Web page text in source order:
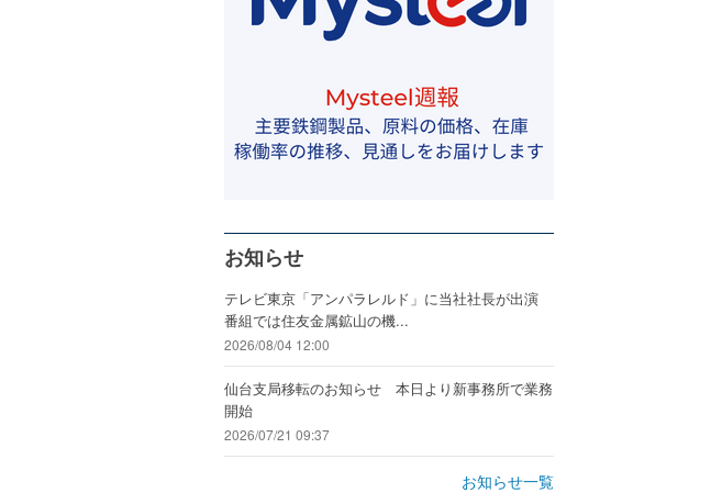
お知らせ
テレビ東京「アンパラレルド」に当社社長が出演
番組では住友金属鉱山の機...
2026/08/04 12:00
仙台支局移転のお知らせ 本日より新事務所で業務
開始
2026/07/21 09:37
お知らせ一覧